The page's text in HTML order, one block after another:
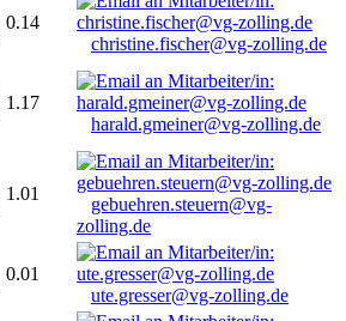
0.14
christine.fischer@vg-zolling.de
1.17
harald.gmeiner@vg-zolling.de
1.01
gebuehren.steuern@vg-
zolling.de
0.01
ute.gresser@vg-zolling.de